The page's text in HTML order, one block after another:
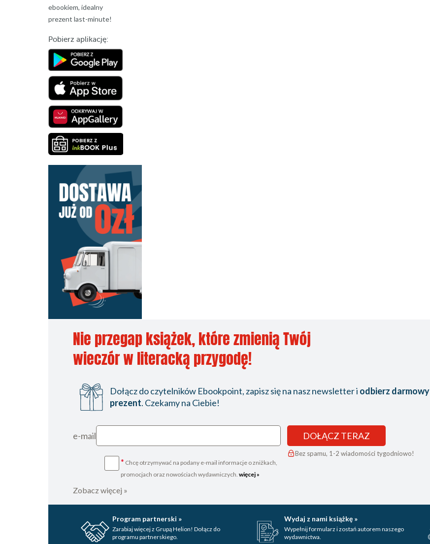
ebookiem, idealny
prezent last-minute!
Pobierz aplikację:
Nie przegap książek, które zmienią Twój
wieczór w literacką przygodę!
Dołącz do czytelników Ebookpoint, zapisz się na nasz newsletter i odbierz darmowy
prezent. Czekamy na Ciebie!
e-mail
* Chcę otrzymywać na podany e-mail informacje o zniżkach,
promocjach oraz nowościach wydawniczych. więcej »
DOŁĄCZ TERAZ
Bez spamu, 1-2 wiadomości tygodniowo!
Zobacz więcej »
Program partnerski »
Zarabiaj więcej z Grupą Helion! Dołącz do
programu partnerskiego.
Wydaj z nami książkę »
Wypełnij formularz i zostań autorem naszego
wydawnictwa.